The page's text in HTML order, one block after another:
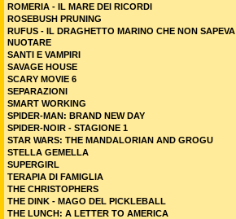
ROMERIA - IL MARE DEI RICORDI
ROSEBUSH PRUNING
RUFUS - IL DRAGHETTO MARINO CHE NON SAPEVA
NUOTARE
SANTI E VAMPIRI
SAVAGE HOUSE
SCARY MOVIE 6
SEPARAZIONI
SMART WORKING
SPIDER-MAN: BRAND NEW DAY
SPIDER-NOIR - STAGIONE 1
STAR WARS: THE MANDALORIAN AND GROGU
STELLA GEMELLA
SUPERGIRL
TERAPIA DI FAMIGLIA
THE CHRISTOPHERS
THE DINK - MAGO DEL PICKLEBALL
THE LUNCH: A LETTER TO AMERICA